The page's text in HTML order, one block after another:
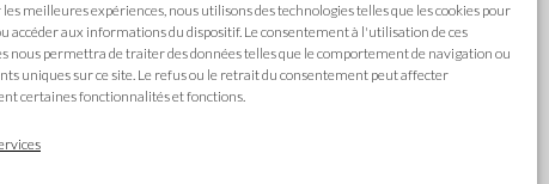
meilleures expériences, nous utilisons des technologies telles que les cookies pour
accéder aux informations du dispositif. Le consentement à l'utilisation de ces
nous permettra de traiter des données telles que le comportement de navigation ou
uniques sur ce site. Le refus ou le retrait du consentement peut affecter
certaines fonctionnalités et fonctions.